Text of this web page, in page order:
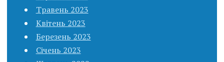
Травень 2023
Квітень 2023
Березень 2023
Січень 2023